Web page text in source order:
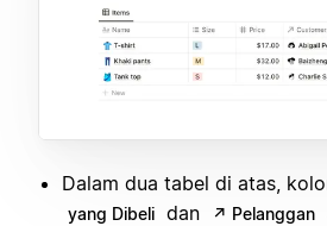
Dalam dua tabel di atas,
yang Dibeli dan ↗ Pelanggan